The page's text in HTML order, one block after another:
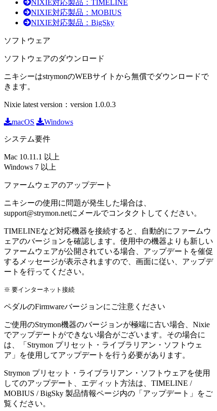
NIXIE対応製品：TIMELINE
NIXIE対応製品：MOBIUS
NIXIE対応製品：BigSky
ソフトウェア
ソフトウェアのダウンロード
ニキシーはstrymonのWEBサイトから無償でダウンロードで
きます。
Nixie latest version：version 1.0.0.3
macOS Windows
システム要件
Mac 10.11.1 以上
Windows 7 以上
ファームウェアのアップデート
ニキシーの使用に問題が発生した場合は、
support@strymon.netにメールでコンタクトしてください。
TIMELINEなど対応機器を接続すると、自動的にファームウ
ェアのバージョンを確認します。使用中の機器よりも新しい
ファームウェアが公開されている場合、アップデートを催促
するメッセージが表示されますので、画面に従い、アップデ
ートを行ってください。
※ 要インターネット接続
ペダルのFirmwareバージョンにご注意ください
ご使用のStrymon機器のバージョンが極端に古い場合、Nixie
でアップデートができない場合がございます。その場合に
は、「Strymon プリセット・ライブラリアン・ソフトウェ
ア」を使用してアップデートを行う必要があります。
Strymon プリセット・ライブラリアン・ソフトウェアを使用
してのアップデート、エディット方法は、TIMELINE /
MOBIUS / BigSky 製品情報ページ内の「アップデート」をご
覧ください。